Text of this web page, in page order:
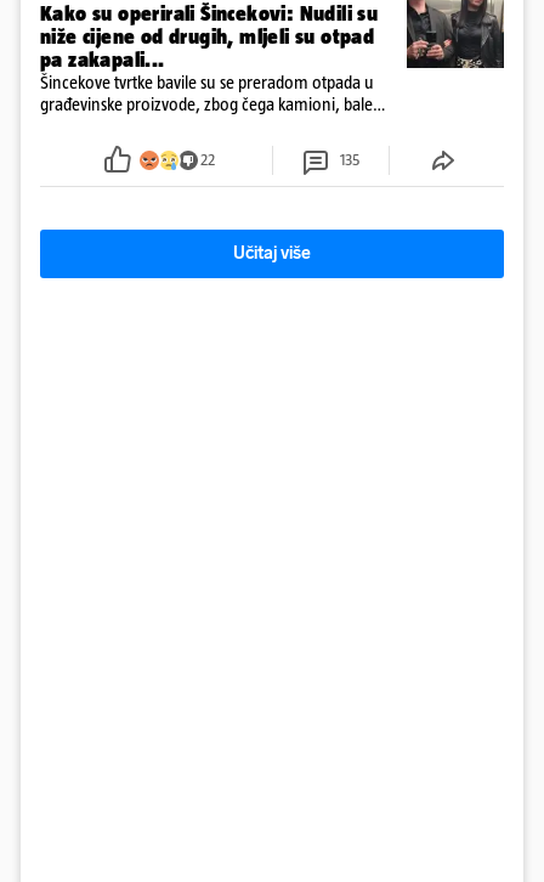
Kako su operirali Šincekovi: Nudili su
niže cijene od drugih, mljeli su otpad
pa zakapali...
Šincekove tvrtke bavile su se preradom otpada u
građevinske proizvode, zbog čega kamioni, bale
22 135
Učitaj više